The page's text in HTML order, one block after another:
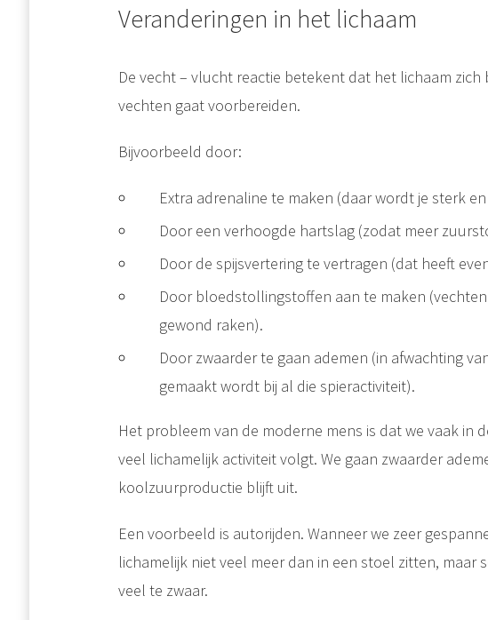
Veranderingen in het lichaam
De vecht – vlucht reactie betekent dat het lichaam
vechten gaat voorbereiden.
Bijvoorbeeld door:
Extra adrenaline te maken (daar wordt je sterk
Door een verhoogde hartslag (zodat meer
Door de spijsvertering te vertragen (dat heeft
Door bloedstollingstoffen aan te maken
gewond raken).
Door zwaarder te gaan ademen (in afwachting
gemaakt wordt bij al die spieractiviteit).
Het probleem van de moderne mens is dat we vaak in
veel lichamelijk activiteit volgt. We gaan zwaarder
koolzuurproductie blijft uit.
Een voorbeeld is autorijden. Wanneer we zeer
lichamelijk niet veel meer dan in een stoel zitten, maar
veel te zwaar.